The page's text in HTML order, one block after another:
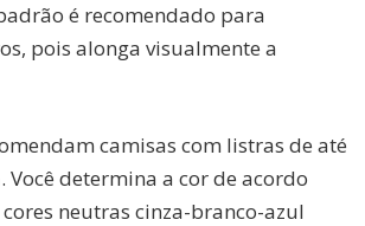
é recomendado para
pois alonga visualmente a
camisas com listras de até
Você determina a cor de acordo
neutras cinza-branco-azul